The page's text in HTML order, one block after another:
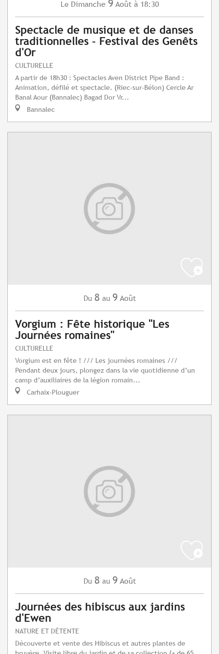
Le Dimanche 9 Août à 18:30
Spectacle de musique et de danses
traditionnelles - Festival des Genêts
d'Or
CULTURELLE
A partir de 18h30 : Spectacles Aven District Pipe Band :
Animation, défilé et spectacle. (Riec-sur-Bélon) Cercle Ar
Banal Aour (Bannalec) Bagad Dor Vr...
Bannalec
Du 8 au 9 Août
Vorgium : Fête historique "Les
Journées romaines"
CULTURELLE
Vorgium est en fête ! /// Les journées romaines ///
Pendant deux jours, plongez dans la vie quotidienne d’un
camp d’auxiliaires de la légion romain...
Carhaix-Plouguer
Du 8 au 9 Août
Journées des hibiscus aux jardins
d'Ewen
NATURE ET DÉTENTE
Découverte et vente des Hibiscus et autres plantes de